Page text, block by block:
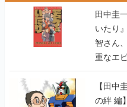
田中圭
いたり
智さん
重なエ
【田中
の絆 編